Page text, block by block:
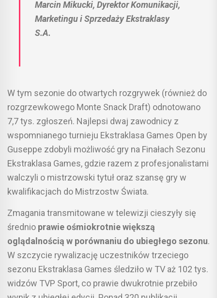
Marcin Mikucki, Dyrektor Komunikacji,
Marketingu i Sprzedaży Ekstraklasy
S.A.
W tym sezonie do otwartych rozgrywek (również do
rozgrzewkowego Monte Snack Draft) odnotowano
7,7 tys. zgłoszeń. Najlepsi dwaj zawodnicy z
wspomnianego turnieju Ekstraklasa Games Open by
Guseppe zdobyli możliwość gry na Finałach Sezonu
Ekstraklasa Games, gdzie razem z profesjonalistami
walczyli o mistrzowski tytuł oraz szansę gry w
kwalifikacjach do Mistrzostw Świata.
Zmagania transmitowane w telewizji cieszyły się
średnio prawie ośmiokrotnie większą
oglądalnością w porównaniu do ubiegłego sezonu.
W szczycie rywalizację uczestników trzeciego
sezonu Ekstraklasa Games śledziło w TV aż 102 tys.
widzów TVP Sport, co prawie dwukrotnie przebiło